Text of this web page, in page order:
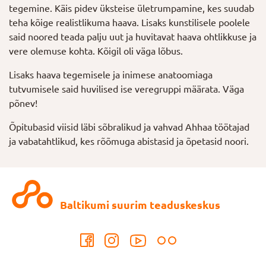
tegemine. Käis pidev üksteise ületrumpamine, kes suudab
teha kõige realistlikuma haava. Lisaks kunstilisele poolele
said noored teada palju uut ja huvitavat haava ohtlikkuse ja
vere olemuse kohta. Kõigil oli väga lõbus.
Lisaks haava tegemisele ja inimese anatoomiaga
tutvumisele said huvilised ise veregruppi määrata. Väga
põnev!
Õpitubasid viisid läbi sõbralikud ja vahvad Ahhaa töötajad
ja vabatahtlikud, kes rõõmuga abistasid ja õpetasid noori.
Baltikumi suurim teaduskeskus